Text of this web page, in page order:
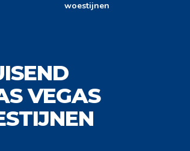
woestijnen
VEGAS